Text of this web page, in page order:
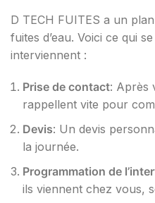
D TECH FUITES a un
fuites d’eau. Voici ce qui
interviennent :
Prise de contact: Après
rappellent vite pour
Devis: Un devis
la journée.
Programmation de
ils viennent chez vous,